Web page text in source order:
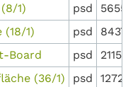
1)
psd
5655
1)
psd
8437
Board
psd
21152
(36/1)
psd